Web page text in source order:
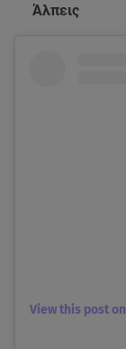
Άλπεις
View this post